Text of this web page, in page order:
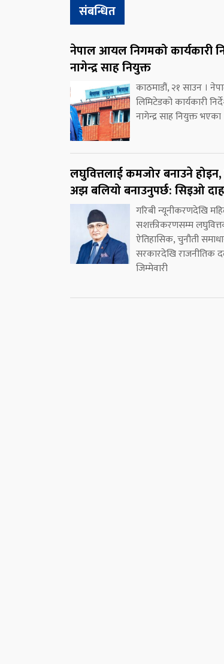
संबन्धित
नेपाल आयल निगमको कार्यकारी
नागेन्द्र साह नियुक्त
काठमाडौं, २१ साउन ।
लिमिटेडको कार्यकारी
नागेन्द्र साह नियुक्त भएका
लघुवित्तलाई कमजोर बनाउने
अझ बलियो बनाउनुपर्छ: सिइओ
गरिबी न्यूनीकरणदेखि
सशक्तीकरणसम्म
ऐतिहासिक, चुनौती
सरकारदेखि राजनीतिक
जिम्मेवारी